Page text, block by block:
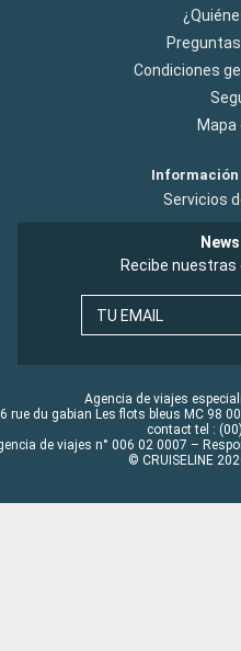
Condiciones
Mapa
Servicios
Recibe
TU EMAIL
Agencia de viajes
rue du gabian Les flots bleus MC 98
contact tel :
de viajes n° 006 02 0007 –
© CRUISELINE